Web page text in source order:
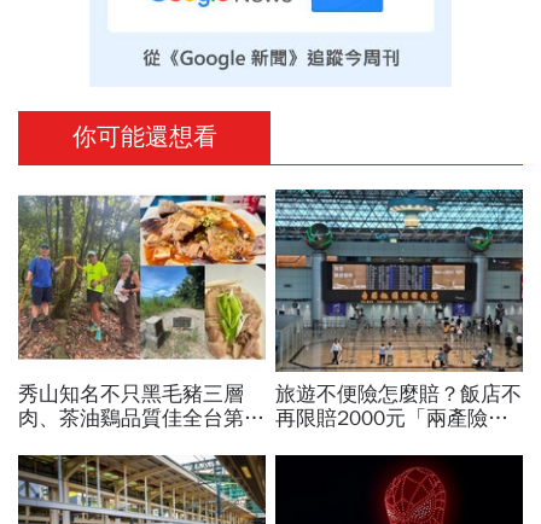
你可能還想看
秀山知名不只黑毛豬三層
肉、茶油鷄品質佳全台第
頂、想著秀山美食...探訪熱
門登山路線
旅遊不便險怎麼賠？飯店不
再限賠2000元「兩產險」
麼報？達人教戰旅平險理賠